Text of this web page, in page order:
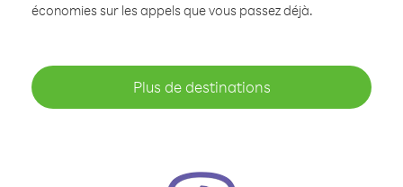
économies sur les appels que vous passez déjà.
Plus de destinations